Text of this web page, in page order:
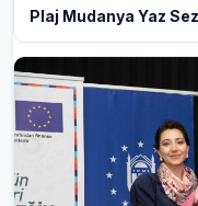
Plaj Mudanya Yaz